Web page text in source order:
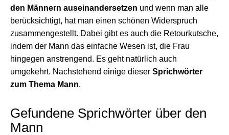
den Männern auseinandersetzen und wenn man alle
berücksichtigt, hat man einen schönen Widerspruch
zusammengestellt. Dabei gibt es auch die Retourkutsche,
indem der Mann das einfache Wesen ist, die Frau
hingegen anstrengend. Es geht natürlich auch
umgekehrt. Nachstehend einige dieser Sprichwörter
zum Thema Mann.
Gefundene Sprichwörter über den
Mann